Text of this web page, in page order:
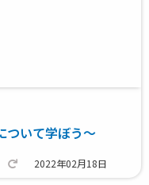
ついて学ぼう～
2022年02月18日